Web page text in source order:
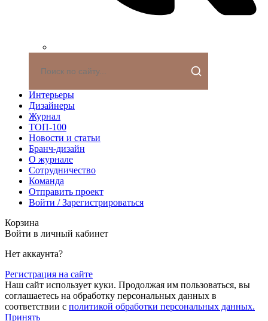
Интерьеры
Дизайнеры
Журнал
ТОП-100
Новости и статьи
Бранч-дизайн
О журнале
Сотрудничество
Команда
Отправить проект
Войти / Зарегистрироваться
Корзина
Войти в личный кабинет
Нет аккаунта?
Регистрация на сайте
Наш сайт использует куки. Продолжая им пользоваться, вы
соглашаетесь на обработку персональных данных в
соответствии с политикой обработки персональных данных.
Принять